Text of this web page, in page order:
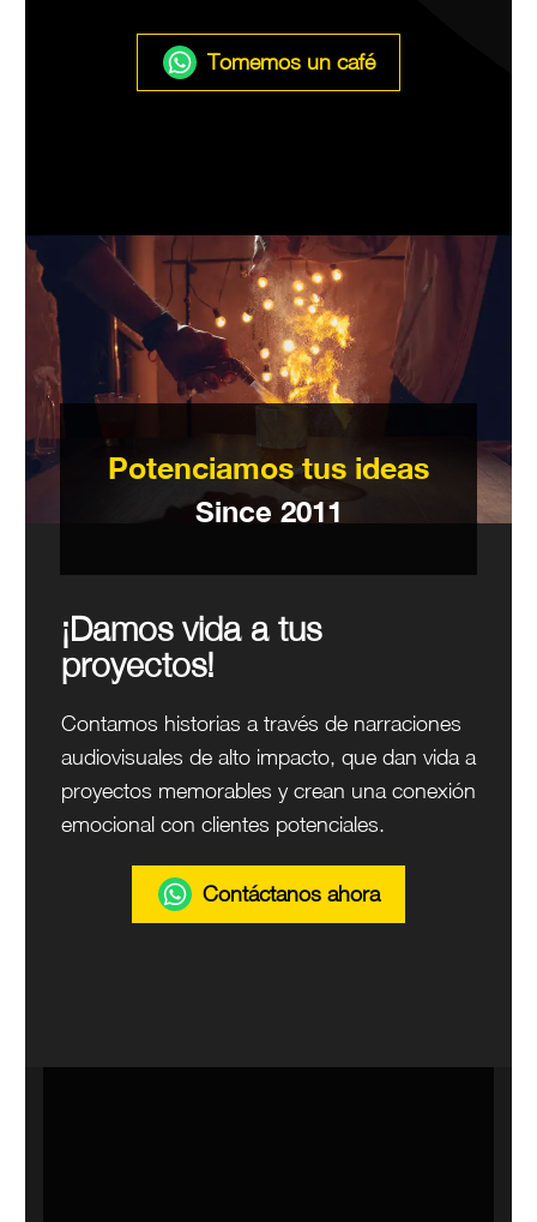
Tomemos un café
¡Damos vida a tus
proyectos!
Contamos historias a través de narraciones
audiovisuales de alto impacto, que dan vida a
proyectos memorables y crean una conexión
emocional con clientes potenciales.
Contáctanos ahora
Potenciamos tus ideas
Since 2011